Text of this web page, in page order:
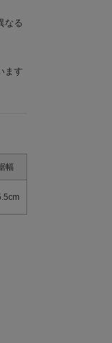
なる
ます
幅